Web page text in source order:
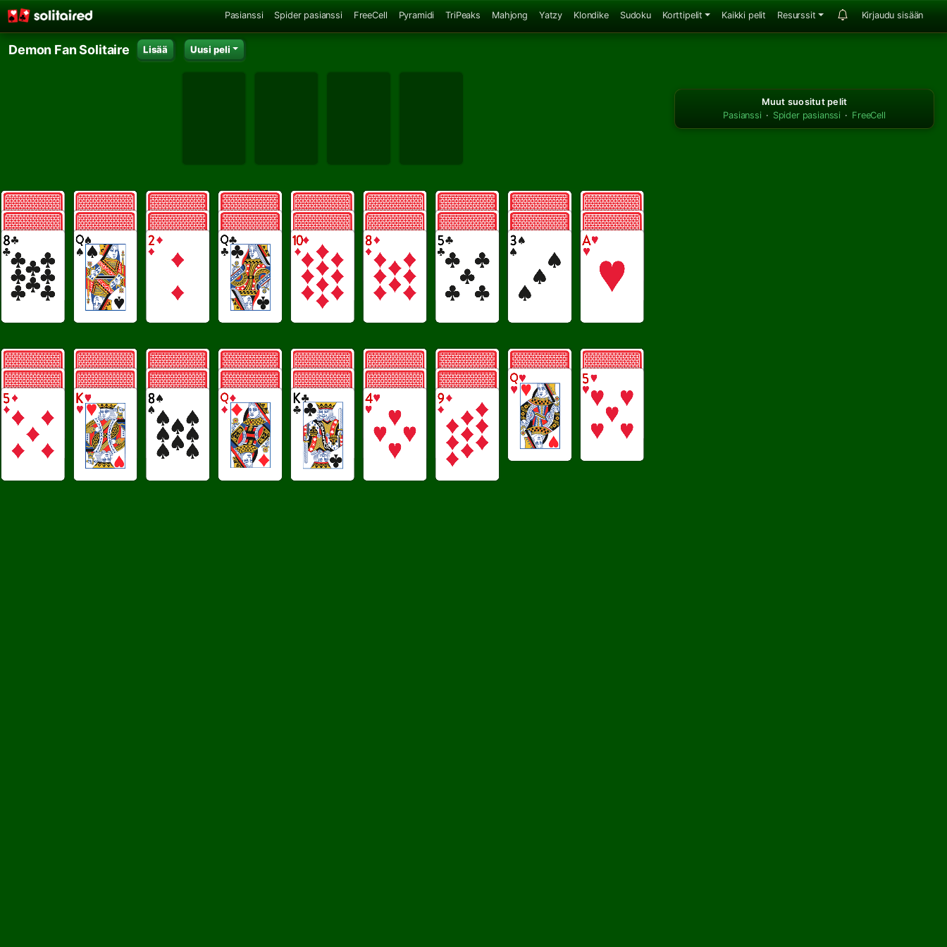
Pasianssi Spider pasianssi FreeCell Pyramidi TriPeaks Mahjong Yatzy Klondike Sudoku Korttipelit Kaikki pelit Resurssit Kirjaudu sisään
Demon Fan Solitaire Lisää Uusi peli
Muut suositut pelit
Pasianssi · Spider pasianssi · FreeCell